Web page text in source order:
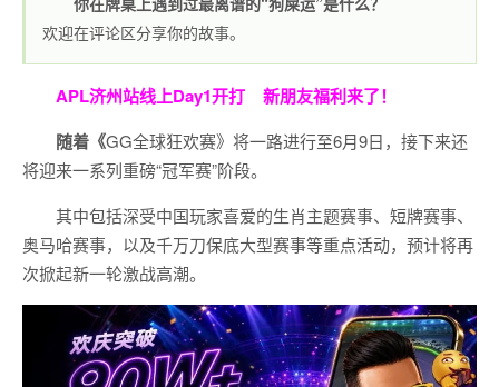
欢迎在评论区分享你的故事。
APL济州站线上Day1开打 新朋友福利来了！
随着《GG全球狂欢赛》将一路进行至6月9日，接下来还
将迎来一系列重磅“冠军赛”阶段。
其中包括深受中国玩家喜爱的生肖主题赛事、短牌赛事、
奥马哈赛事，以及千万刀保底大型赛事等重点活动，预计将再
次掀起新一轮激战高潮。